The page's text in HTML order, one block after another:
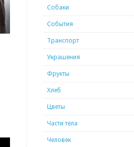
Собаки
События
Транспорт
Украшения
Фрукты
Хлеб
Цветы
Части тела
Человек